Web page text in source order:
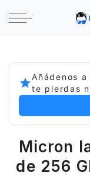
Añádenos
te pierdas
Micron
de 256